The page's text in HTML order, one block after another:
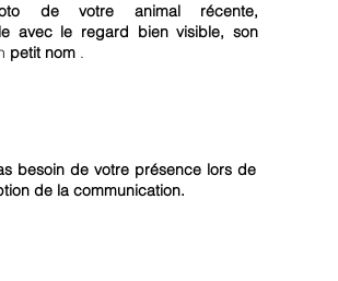
de votre animal récente,
avec le regard bien visible, son
petit nom .
besoin de votre présence lors de
de la communication.